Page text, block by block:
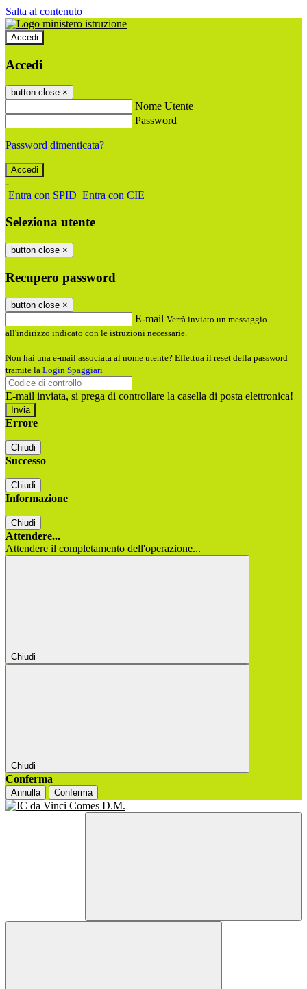
Salta al contenuto
Accedi
Accedi
button close ×
Nome Utente
Password
Password dimenticata?
-
Entra con SPID Entra con CIE
Seleziona utente
button close ×
Recupero password
button close ×
E-mail Verrà inviato un messaggio
all'indirizzo indicato con le istruzioni necessarie.
Non hai una e-mail associata al nome utente? Effettua il reset della password
tramite la Login Spaggiari
E-mail inviata, si prega di controllare la casella di posta elettronica!
Errore
Chiudi
Successo
Chiudi
Informazione
Chiudi
Attendere...
Attendere il completamento dell'operazione...
Chiudi
Chiudi
Conferma
Annulla Conferma